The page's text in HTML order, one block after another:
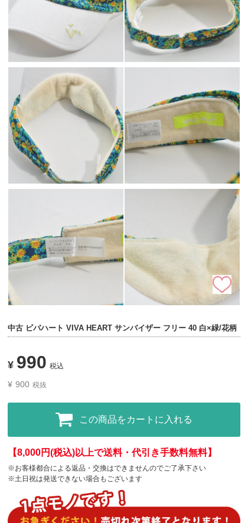
中古 ビバハート VIVA HEART サンバイザー フリー 40 白×緑/花柄
¥ 990 税込
¥ 900 税抜
この商品をカートに入れる
【8,000円(税込)以上で送料・代引き手数料無料】
※お客様都合による返品・交換はできませんのでご了承下さい
※土日祝は発送できない場合もございます